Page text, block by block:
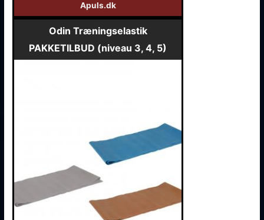
Apuls.dk
Odin Træningselastik
PAKKETILBUD (niveau 3, 4, 5)